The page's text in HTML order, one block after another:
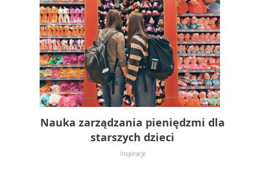
Nauka zarządzania pieniędzmi dla
starszych dzieci
Inspiracje